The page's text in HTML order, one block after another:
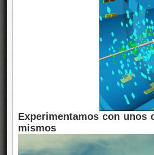
Experimentamos con unos
mismos